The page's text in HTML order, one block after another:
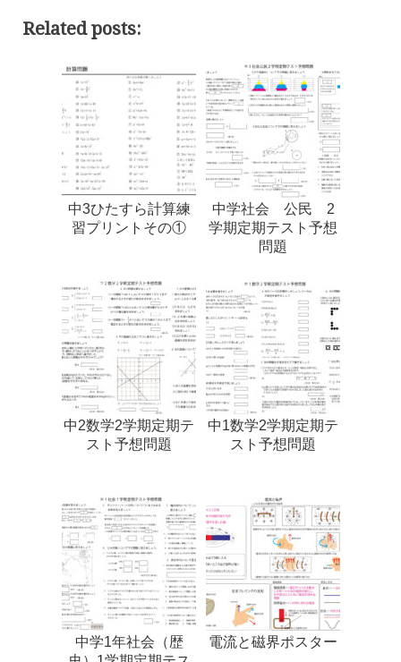
Related posts:
中3ひたすら計算練
習プリントその①
中学社会 公民 2
学期定期テスト予想
問題
中2数学2学期定期テ
スト予想問題
中1数学2学期定期テ
スト予想問題
中学1年社会（歴
電流と磁界ポスター